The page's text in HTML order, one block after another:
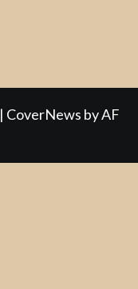
| CoverNews by AF